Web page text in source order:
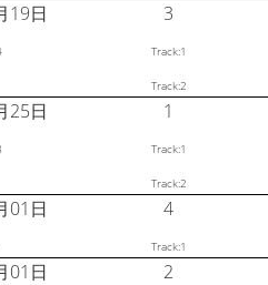
19日 3
Track:1
Track:2
25日 1
Track:1
Track:2
01日 4
Track:1
01日 2